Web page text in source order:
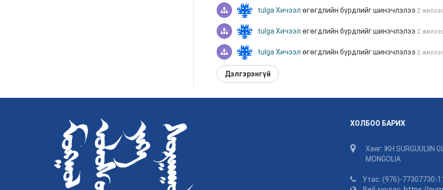
tulga Хичээл өгөгдлийн бүрдлийг шинэчлэлээ 2
tulga Хичээл өгөгдлийн бүрдлийг шинэчлэлээ 2
tulga Хичээл өгөгдлийн бүрдлийг шинэчлэлээ 2
Дэлгэрэнгүй
ХОЛБОО БАРИХ
Хаяг: IKH SURGUULIIN
MONGOLIA
Утас: (976)-77307730-